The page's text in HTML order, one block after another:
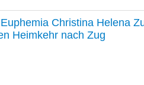
Christina Helena
Heimkehr nach Zug